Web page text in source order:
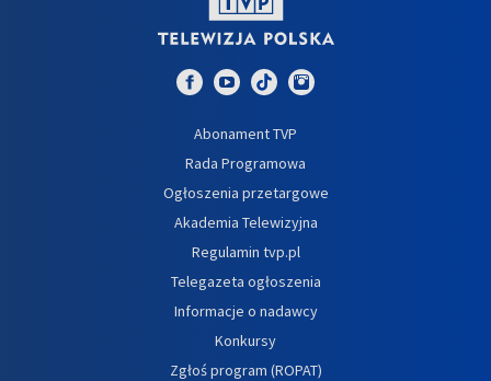
Abonament TVP
Rada Programowa
Ogłoszenia przetargowe
Akademia Telewizyjna
Regulamin tvp.pl
Telegazeta ogłoszenia
Informacje o nadawcy
Konkursy
Zgłoś program (ROPAT)